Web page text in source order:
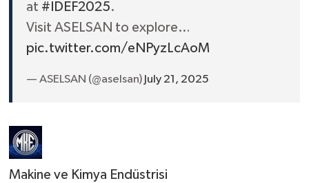
at #IDEF2025.
Visit ASELSAN to explore…
pic.twitter.com/eNPyzLcAoM
— ASELSAN (@aselsan) July 21, 2025
Makine ve Kimya Endüstrisi